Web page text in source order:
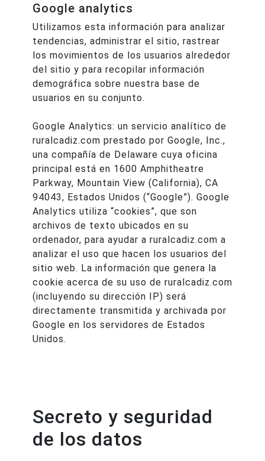
Google analytics
Utilizamos esta información para analizar
tendencias, administrar el sitio, rastrear
los movimientos de los usuarios alrededor
del sitio y para recopilar información
demográfica sobre nuestra base de
usuarios en su conjunto.
Google Analytics: un servicio analítico de
ruralcadiz.com prestado por Google, Inc.,
una compañía de Delaware cuya oficina
principal está en 1600 Amphitheatre
Parkway, Mountain View (California), CA
94043, Estados Unidos (“Google”). Google
Analytics utiliza “cookies”, que son
archivos de texto ubicados en su
ordenador, para ayudar a ruralcadiz.com a
analizar el uso que hacen los usuarios del
sitio web. La información que genera la
cookie acerca de su uso de ruralcadiz.com
(incluyendo su dirección IP) será
directamente transmitida y archivada por
Google en los servidores de Estados
Unidos.
Secreto y seguridad
de los datos